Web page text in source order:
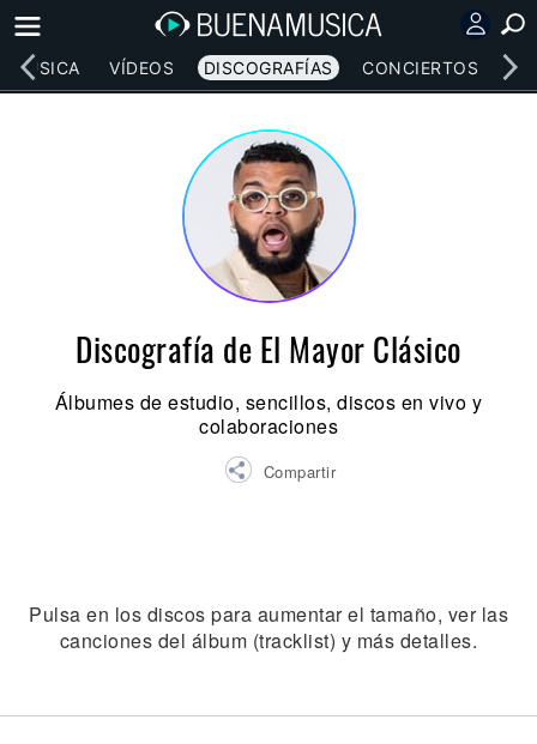
MÚSICA VÍDEOS DISCOGRAFÍAS CONCIERTOS
Discografía de El Mayor Clásico
Álbumes de estudio, sencillos, discos en vivo y
colaboraciones
Compartir
Pulsa en los discos para aumentar el tamaño, ver las
canciones del álbum (tracklist) y más detalles.